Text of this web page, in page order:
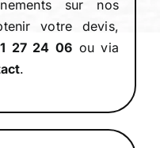
sur nos
votre devis,
27 24 06 ou via
.